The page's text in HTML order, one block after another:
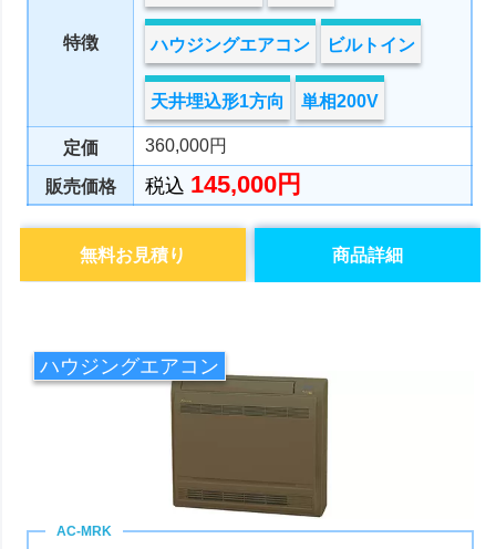
特徴 ハウジングエアコン ビルトイン
天井埋込形1方向 単相200V
定価 360,000円
販売価格 税込 145,000円
商品詳細
無料お見積り
ハウジングエアコン